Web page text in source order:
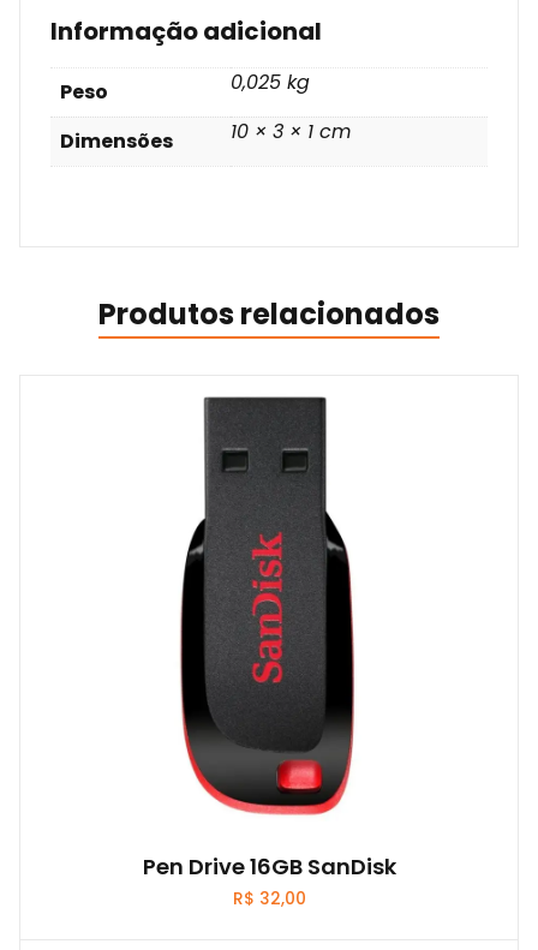
Informação adicional
Peso 0,025 kg
Dimensões 10 × 3 × 1 cm
Produtos relacionados
Pen Drive 16GB SanDisk
R$ 32,00